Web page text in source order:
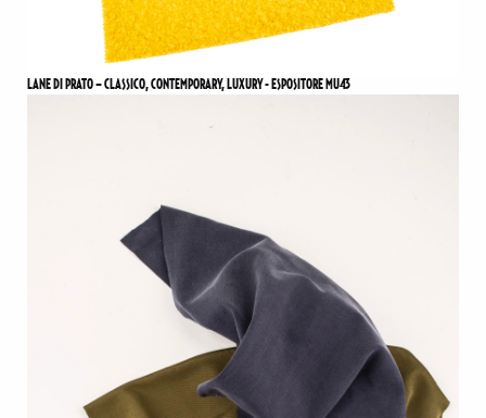
LANE DI PRATO – CLASSICO, CONTEMPORARY, LUXURY - ESPOSITORE MU43